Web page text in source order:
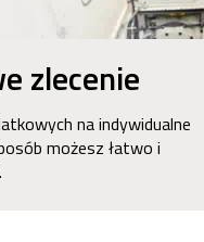
zlecenie
na indywidualne
możesz łatwo i